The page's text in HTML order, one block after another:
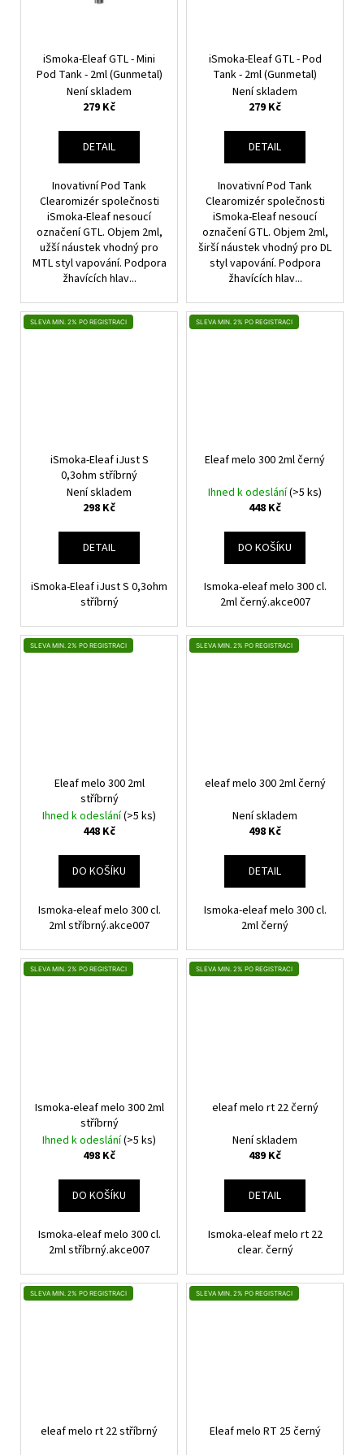
iSmoka-Eleaf GTL - Mini
Pod Tank - 2ml (Gunmetal)
Není skladem
279 Kč
DETAIL
Inovativní Pod Tank
Clearomizér společnosti
iSmoka-Eleaf nesoucí
označení GTL. Objem 2ml,
užší náustek vhodný pro
MTL styl vapování. Podpora
žhavících hlav...
iSmoka-Eleaf GTL - Pod
Tank - 2ml (Gunmetal)
Není skladem
279 Kč
DETAIL
Inovativní Pod Tank
Clearomizér společnosti
iSmoka-Eleaf nesoucí
označení GTL. Objem 2ml,
širší náustek vhodný pro DL
styl vapování. Podpora
žhavících hlav...
SLEVA MIN. 2% PO REGISTRACI
iSmoka-Eleaf iJust S
0,3ohm stříbrný
Není skladem
298 Kč
DETAIL
iSmoka-Eleaf iJust S 0,3ohm
stříbrný
SLEVA MIN. 2% PO REGISTRACI
Eleaf melo 300 2ml černý
Ihned k odeslání(>5 ks)
448 Kč
DO KOŠÍKU
Ismoka-eleaf melo 300 cl.
2ml černý.akce007
SLEVA MIN. 2% PO REGISTRACI
Eleaf melo 300 2ml
stříbrný
Ihned k odeslání(>5 ks)
448 Kč
DO KOŠÍKU
Ismoka-eleaf melo 300 cl.
2ml stříbrný.akce007
SLEVA MIN. 2% PO REGISTRACI
eleaf melo 300 2ml černý
Není skladem
498 Kč
DETAIL
Ismoka-eleaf melo 300 cl.
2ml černý
SLEVA MIN. 2% PO REGISTRACI
Ismoka-eleaf melo 300 2ml
stříbrný
Ihned k odeslání(>5 ks)
498 Kč
DO KOŠÍKU
Ismoka-eleaf melo 300 cl.
2ml stříbrný.akce007
SLEVA MIN. 2% PO REGISTRACI
eleaf melo rt 22 černý
Není skladem
489 Kč
DETAIL
Ismoka-eleaf melo rt 22
clear. černý
SLEVA MIN. 2% PO REGISTRACI
eleaf melo rt 22 stříbrný
SLEVA MIN. 2% PO REGISTRACI
Eleaf melo RT 25 černý